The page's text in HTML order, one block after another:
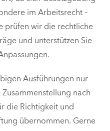
im Arbeitsrecht –
prüfen wir die rechtliche
und unterstützen Sie
Ausführungen nur
nach
die Richtigkeit und
übernommen. Gerne